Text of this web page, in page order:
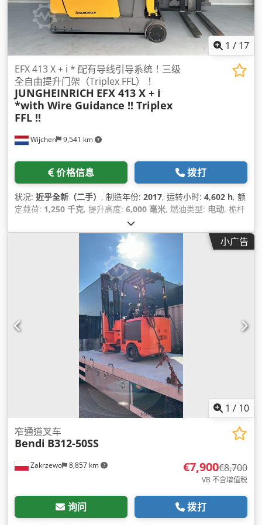
1 / 17
Wijchen 9,541 km
EFX 413 X + i * 配有导线引导系统！三级
全自由提升门架（Triplex FFL）！
JUNGHEINRICH EFX 413 X + i
*with Wire Guidance !! Triplex
FFL !!
价格信息 拨打
状况: 近乎全新（二手） , 制造年份: 2017, 运转小时: 4,602 h, 额
定载荷: 1,250 千克, 提升高度: 6,000 毫米, 燃油类型: 电动, 桅杆
, 建筑高度:
小广告
1 / 10
Zakrzewo 8,857 km
窄通道叉车
Bendi B312-50SS
€7,900€8,700
VB 不含增值税
询问 拨打